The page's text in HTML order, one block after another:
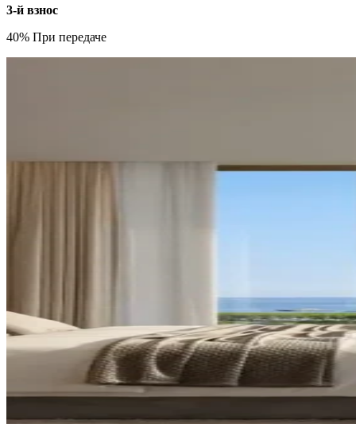
3-й взнос
40% При передаче